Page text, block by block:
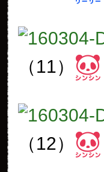
（11）
（12）